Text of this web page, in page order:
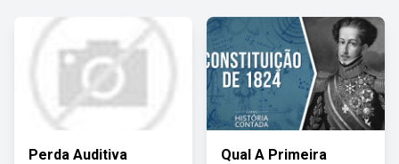
Perda Auditiva
Qual A Primeira